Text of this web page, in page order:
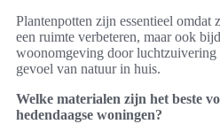
Plantenpotten zijn essentieel omdat
een ruimte verbeteren, maar ook
woonomgeving door luchtzuivering
gevoel van natuur in huis.
Welke materialen zijn het beste
hedendaagse woningen?